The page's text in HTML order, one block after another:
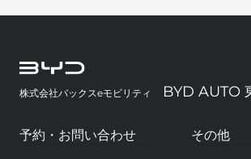
株式会社バックスeモビリティ BYD AUTO
予約・お問い合わせ その他